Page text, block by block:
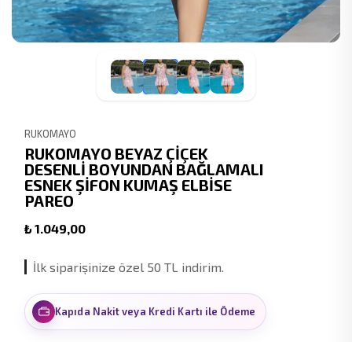
RUKOMAYO
RUKOMAYO BEYAZ ÇİÇEK
DESENLİ BOYUNDAN BAĞLAMALI
ESNEK ŞİFON KUMAŞ ELBİSE
PAREO
₺ 1.049,00
İlk siparişinize özel 50 TL indirim.
Kapıda Nakit veya Kredi Kartı ile Ödeme